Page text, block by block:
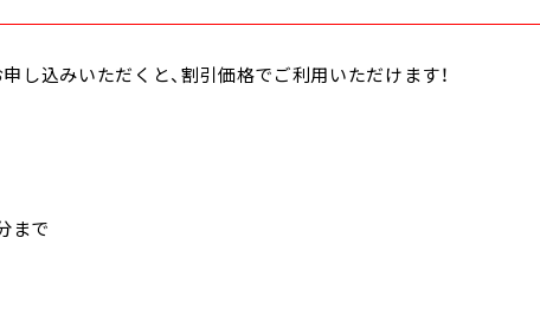
し込みいただくと、割引価格でご利用いただけます！
まで